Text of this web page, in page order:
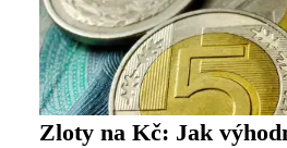
Zloty na Kč: Jak